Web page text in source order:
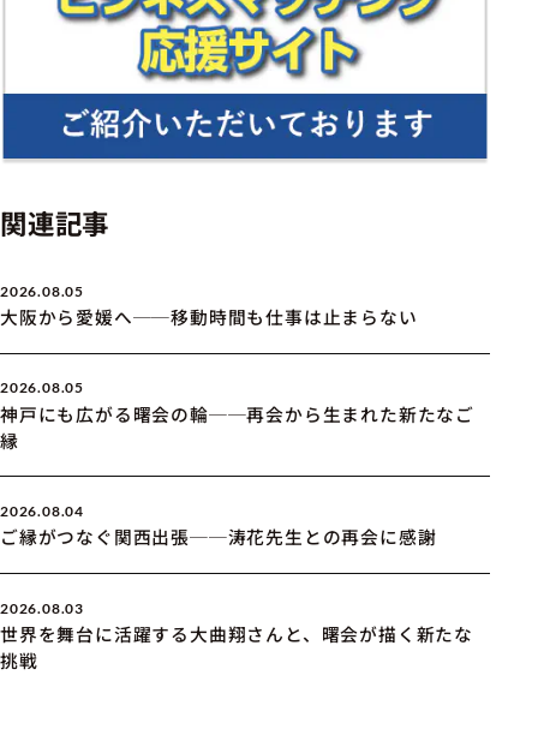
関連記事
2026.08.05
大阪から愛媛へ──移動時間も仕事は止まらない
2026.08.05
神戸にも広がる曙会の輪──再会から生まれた新たなご
縁
2026.08.04
ご縁がつなぐ関西出張──涛花先生との再会に感謝
2026.08.03
世界を舞台に活躍する大曲翔さんと、曙会が描く新たな
挑戦